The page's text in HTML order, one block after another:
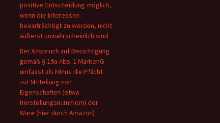
positive Entscheidung möglich,
wenn die Interessen
beeinträchtigt zu werden, nicht
äußerst unwahrscheinlich sind
Der Anspruch auf Besichtigung
gemäß § 19a Abs. 1 MarkenG
umfasst als Minus die Pflicht
zur Mitteilung von
Eigenschaften (etwa
Herstellungsnummern) der
Ware (hier durch Amazon)